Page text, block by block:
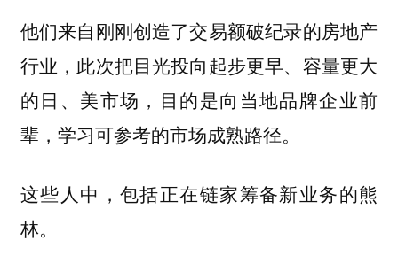
他们来自刚刚创造了交易额破纪录的房地产
行业，此次把目光投向起步更早、容量更大
的日、美市场，目的是向当地品牌企业前
辈，学习可参考的市场成熟路径。
这些人中，包括正在链家筹备新业务的熊
林。